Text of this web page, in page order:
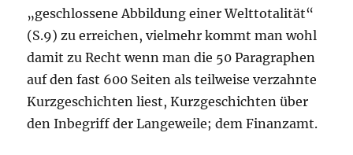
„geschlossene Abbildung einer Welttotalität“
(S.9) zu erreichen, vielmehr kommt man wohl
damit zu Recht wenn man die 50 Paragraphen
auf den fast 600 Seiten als teilweise verzahnte
Kurzgeschichten liest, Kurzgeschichten über
den Inbegriff der Langeweile; dem Finanzamt.